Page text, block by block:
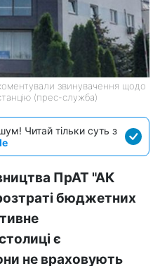
звинувачення щодо
(прес-служба)
Читай тільки суть з
ПрАТ "АК
бюджетних
є
не враховують